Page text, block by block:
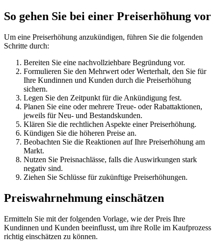
So gehen Sie bei einer Preiserhöhung vor
Um eine Preiserhöhung anzukündigen, führen Sie die folgenden
Schritte durch:
Bereiten Sie eine nachvollziehbare Begründung vor.
Formulieren Sie den Mehrwert oder Werterhalt, den Sie für
Ihre Kundinnen und Kunden durch die Preiserhöhung
sichern.
Legen Sie den Zeitpunkt für die Ankündigung fest.
Planen Sie eine oder mehrere Treue- oder Rabattaktionen,
jeweils für Neu- und Bestandskunden.
Klären Sie die rechtlichen Aspekte einer Preiserhöhung.
Kündigen Sie die höheren Preise an.
Beobachten Sie die Reaktionen auf Ihre Preiserhöhung am
Markt.
Nutzen Sie Preisnachlässe, falls die Auswirkungen stark
negativ sind.
Ziehen Sie Schlüsse für zukünftige Preiserhöhungen.
Preiswahrnehmung einschätzen
Ermitteln Sie mit der folgenden Vorlage, wie der Preis Ihre
Kundinnen und Kunden beeinflusst, um ihre Rolle im Kaufprozess
richtig einschätzen zu können.